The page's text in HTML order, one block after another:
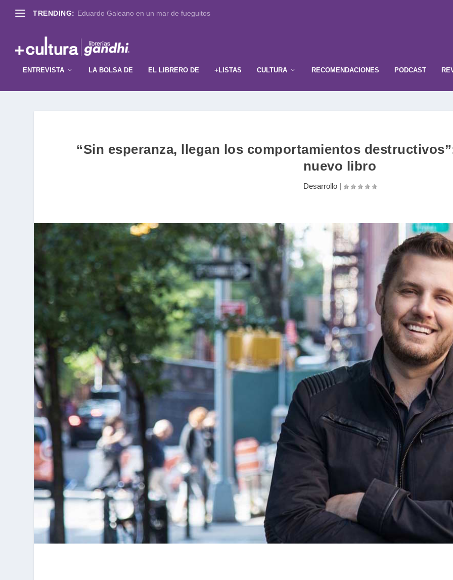
TRENDING: Eduardo Galeano en un mar de fueguitos
ENTREVISTA LA BOLSA DE EL LIBRERO DE +LISTAS CULTURA RECOMENDACIONES PODCAST
“Sin esperanza, llegan los comportamientos
nuevo libro
Desarrollo|